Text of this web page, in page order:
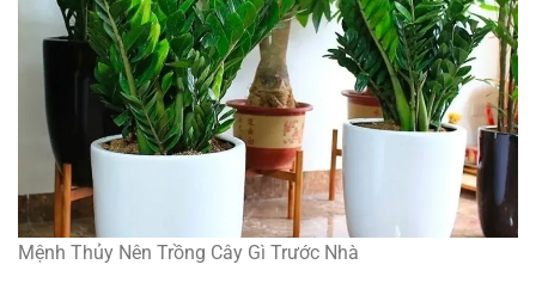
Mệnh Thủy Nên Trồng Cây Gì Trước Nhà